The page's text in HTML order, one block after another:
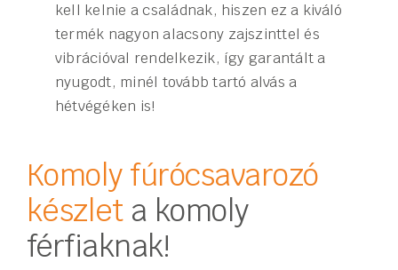
kell kelnie a családnak, hiszen ez a kiváló
termék nagyon alacsony zajszinttel és
vibrációval rendelkezik, így garantált a
nyugodt, minél tovább tartó alvás a
hétvégéken is!
Komoly fúrócsavarozó
készleta komoly
férfiaknak!